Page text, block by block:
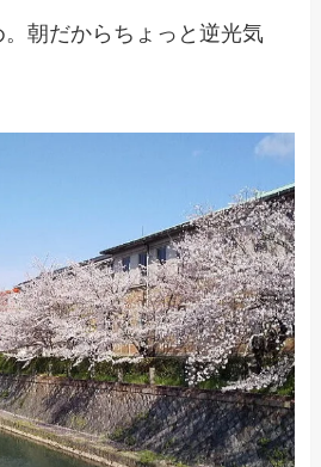
朝だからちょっと逆光気